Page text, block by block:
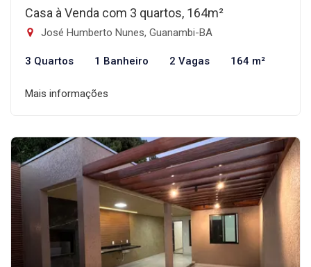
Casa à Venda com 3 quartos, 164m²
José Humberto Nunes, Guanambi-BA
3 Quartos 1 Banheiro 2 Vagas 164 m²
Mais informações